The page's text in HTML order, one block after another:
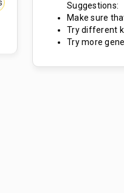
para embarcacionesSuggestions:
Make sure
Try different
Try more